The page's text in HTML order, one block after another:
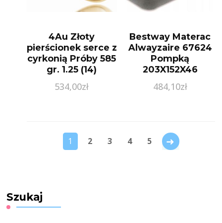
4Au Złoty
pierścionek serce z
cyrkonią Próby 585
gr. 1.25 (14)
534,00zł
Bestway Materac
Alwayzaire 67624
Pompką
203X152X46
484,10zł
1 2 3 4 5
Szukaj